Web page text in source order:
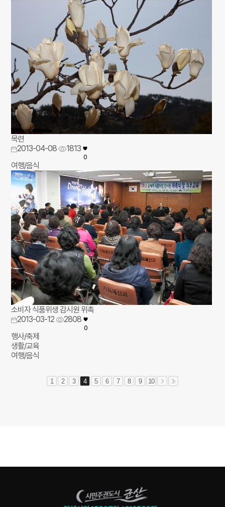
목련
2013-04-08
1813
0
여행/음식
소비자 식품위생 감시원 위촉
2013-03-12
2808
0
행사/축제
생활/교육
여행/음식
1 2 3 4 5 6 7 8 9 10